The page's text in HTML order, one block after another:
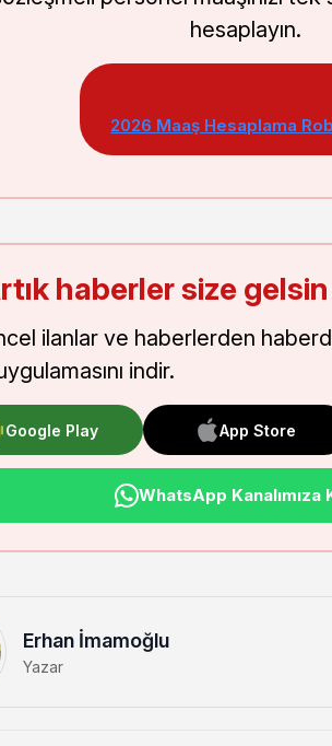
hesaplayın.
2026 Maaş Hesaplama
haberler size gelsin
ilanlar ve haberlerden
indir.
Google Play App Store
WhatsApp Kanalımıza
Erhan İmamoğlu
Yazar